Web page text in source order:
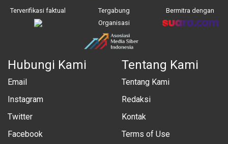
Terverifikasi faktual
Tergabung
Organisasi
Bermitra dengan
Hubungi Kami
Email
Instagram
Twitter
Facebook
Tentang Kami
Tentang Kami
Redaksi
Kontak
Terms of Use